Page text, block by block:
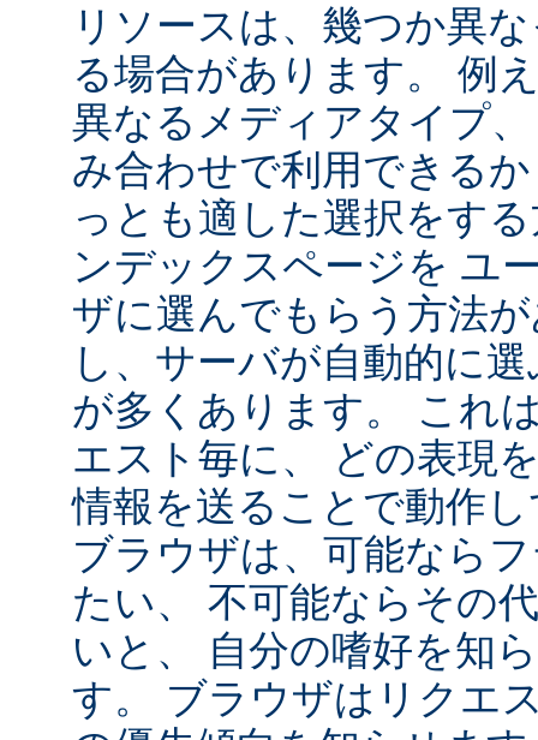
リソースは、幾つか異
る場合があります。 例
異なるメディアタイプ
み合わせで利用できる
っとも適した選択をす
ンデックスページを ユ
ザに選んでもらう方法
し、サーバが自動的に
が多くあります。 これ
エスト毎に、 どの表現
情報を送ることで動作
ブラウザは、可能なら
たい、 不可能ならその
いと、 自分の嗜好を知
す。 ブラウザはリクエ